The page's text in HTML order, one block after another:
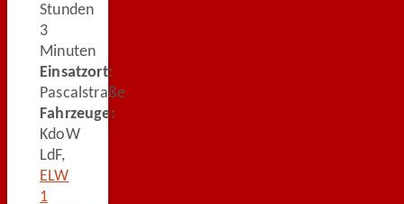
Stunden
3
Minuten
Einsatzort:
Pascalstraße
Fahrzeuge:
KdoW
LdF,
ELW
1